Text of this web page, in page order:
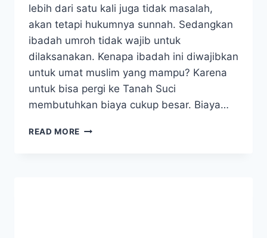
lebih dari satu kali juga tidak masalah,
akan tetapi hukumnya sunnah. Sedangkan
ibadah umroh tidak wajib untuk
dilaksanakan. Kenapa ibadah ini diwajibkan
untuk umat muslim yang mampu? Karena
untuk bisa pergi ke Tanah Suci
membutuhkan biaya cukup besar. Biaya…
READ MORE 5